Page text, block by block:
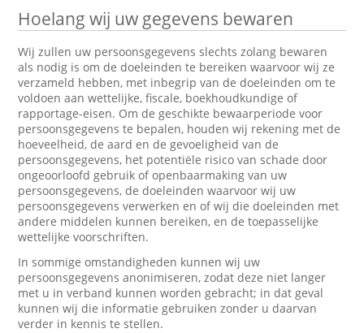
Hoelang wij uw gegevens bewaren
Wij zullen uw persoonsgegevens slechts zolang bewaren
als nodig is om de doeleinden te bereiken waarvoor wij ze
verzameld hebben, met inbegrip van de doeleinden om te
voldoen aan wettelijke, fiscale, boekhoudkundige of
rapportage-eisen. Om de geschikte bewaarperiode voor
persoonsgegevens te bepalen, houden wij rekening met de
hoeveelheid, de aard en de gevoeligheid van de
persoonsgegevens, het potentiële risico van schade door
ongeoorloofd gebruik of openbaarmaking van uw
persoonsgegevens, de doeleinden waarvoor wij uw
persoonsgegevens verwerken en of wij die doeleinden met
andere middelen kunnen bereiken, en de toepasselijke
wettelijke voorschriften.
In sommige omstandigheden kunnen wij uw
persoonsgegevens anonimiseren, zodat deze niet langer
met u in verband kunnen worden gebracht; in dat geval
kunnen wij die informatie gebruiken zonder u daarvan
verder in kennis te stellen.